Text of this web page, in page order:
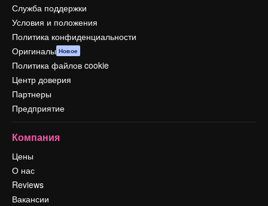
Служба поддержки
Условия и положения
Политика конфиденциальности
Оригиналы Новое
Политика файлов cookie
Центр доверия
Партнеры
Предприятие
Компания
Цены
О нас
Reviews
Вакансии